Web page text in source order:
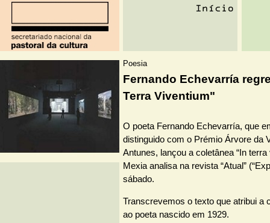
Poesia
Fernando Echevarría
Terra Viventium"
O poeta Fernando Echevarría, que
distinguido com o Prémio Árvore da
Antunes, lançou a coletânea “In
Mexia analisa na revista “Atual”
sábado.
Transcrevemos o texto que atribui a
ao poeta nascido em 1929.